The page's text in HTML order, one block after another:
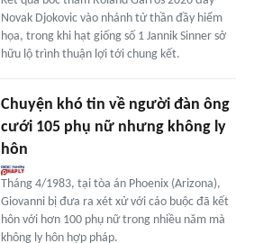
Novak Djokovic vào nhánh tử thần đầy hiểm
họa, trong khi hạt giống số 1 Jannik Sinner sở
hữu lộ trình thuận lợi tới chung kết.
Chuyện khó tin về người đàn ông
cưới 105 phụ nữ nhưng không ly
hôn
Tháng 4/1983, tại tòa án Phoenix (Arizona),
Giovanni bị đưa ra xét xử với cáo buộc đã kết
hôn với hơn 100 phụ nữ trong nhiều năm mà
không ly hôn hợp pháp.